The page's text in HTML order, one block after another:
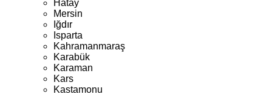
Hatay
Mersin
Iğdır
Isparta
Kahramanmaraş
Karabük
Karaman
Kars
Kastamonu